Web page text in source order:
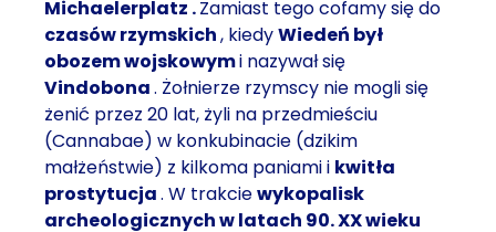
Michaelerplatz .Zamiast tego cofamy się do
czasów rzymskich, kiedyWiedeń był
obozem wojskowymi nazywał się
Vindobona. Żołnierze rzymscy nie mogli się
żenić przez 20 lat, żyli na przedmieściu
(Cannabae) w konkubinacie (dzikim
małżeństwie) z kilkoma paniami i kwitła
prostytucja. W trakciewykopalisk
archeologicznych w latach 90. XX wieku